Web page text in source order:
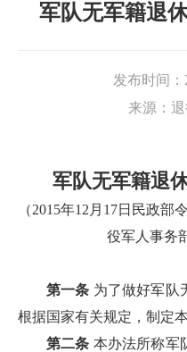
军队无军籍退
发布时间：
来源：
军队无军籍退
（2015年12月17日民政部
役军人事务
第一条 为了做好军队
根据国家有关规定，制定本
第二条 本办法所称军